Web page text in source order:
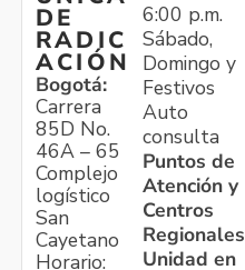
DE
RADIC
ACIÓN
Bogotá:
Carrera
85D No.
46A – 65
Complejo
logístico
San
Cayetano
Horario:
6:00 p.m.
Sábado,
Domingo y
Festivos
Auto
consulta
Puntos de
Atención y
Centros
Regionales
Unidad en